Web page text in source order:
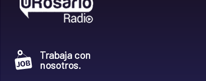
Trabaja con
nosotros.